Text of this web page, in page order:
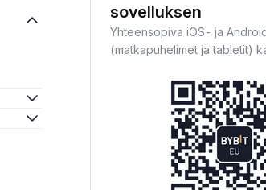
sovelluksen
Yhteensopiva iOS- ja
(matkapuhelimet ja tabletit)